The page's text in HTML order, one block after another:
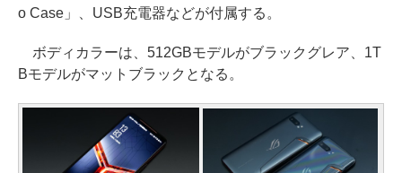
o Case」、USB充電器などが付属する。
ボディカラーは、512GBモデルがブラックグレア、1T
Bモデルがマットブラックとなる。